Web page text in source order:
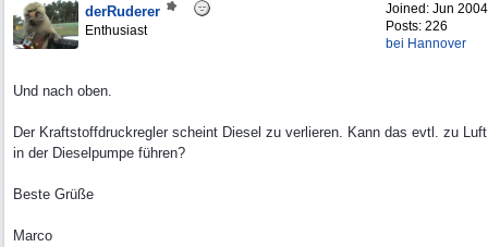
Joined: Jun 2004
Posts: 226
bei Hannover
derRuderer
Enthusiast
Und nach oben.
Der Kraftstoffdruckregler scheint Diesel zu verlieren. Kann das evtl. zu Luft
in der Dieselpumpe führen?
Beste Grüße
Marco